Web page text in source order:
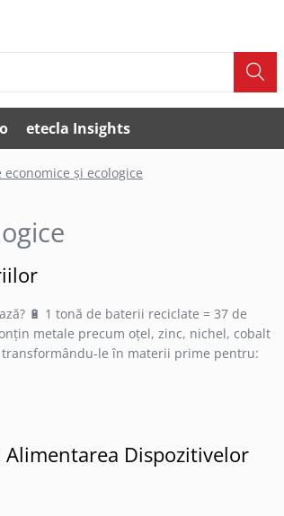
etecla Insights
și ecologice
🔋 1 tonă de baterii reciclate = 37 de
metale precum oțel, zinc, nichel, cobalt
le în materii prime pentru:
Dispozitivelor